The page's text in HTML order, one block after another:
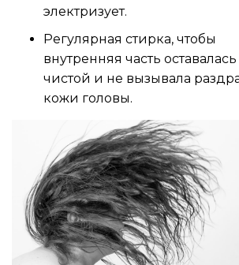
электризует.
Регулярная стирка, чтобы
внутренняя часть оставалась
чистой и не вызывала
кожи головы.